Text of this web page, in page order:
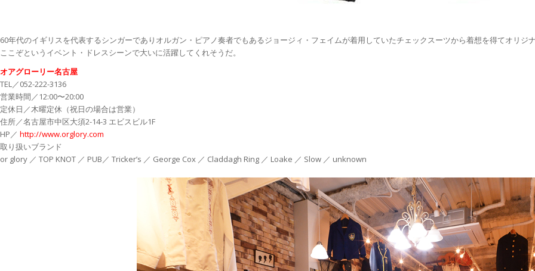
60年代のイギリスを代表するシンガーでありオルガン・ピアノ奏者でもあるジョージィ・フェイムが着用していたチェックスーツから着想を得てオリジ
ここぞというイベント・ドレスシーンで大いに活躍してくれそうだ。
オアグローリー名古屋
TEL／052-222-3136
営業時間／12:00〜20:00
定休日／木曜定休（祝日の場合は営業）
住所／名古屋市中区大須2-14-3 エビスビル1F
HP／ http://www.orglory.com
取り扱いブランド
or glory ／ TOP KNOT ／ PUB／ Tricker’s ／ George Cox ／ Claddagh Ring ／ Loake ／ Slow ／ unknown